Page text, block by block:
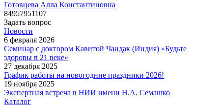
Готовцева Алла Константиновна
84957951107
Задать вопрос
Новости
6 февраля 2026
Семинар с доктором Кавитой Чандак (Индия) «Будьте
здоровы в 21 веке»
27 декабря 2025
График работы на новогодние праздники 2026!
19 ноября 2025
Экспертная встреча в НИИ имени Н.А. Семашко
Каталог